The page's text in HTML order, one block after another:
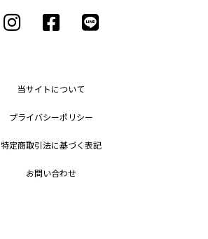
当サイトについて
プライバシーポリシー
特定商取引法に基づく表記
お問い合わせ